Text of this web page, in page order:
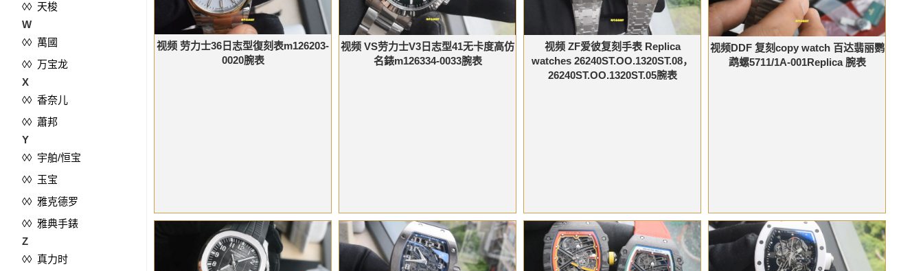
◊◊ 天梭
W
◊◊ 萬國
◊◊ 万宝龙
X
◊◊ 香奈儿
◊◊ 蕭邦
Y
◊◊ 宇舶/恒宝
◊◊ 玉宝
◊◊ 雅克德罗
◊◊ 雅典手錶
Z
◊◊ 真力时
视频 劳力士36日志型復刻表m126203-
0020腕表
视频 VS劳力士V3日志型41无卡度高仿
名錶m126334-0033腕表
视频 ZF爱彼复刻手表 Replica
watches 26240ST.OO.1320ST.08，
26240ST.OO.1320ST.05腕表
视频DDF 复刻copy watch 百达翡丽鹦
鹉螺5711/1A-001Replica 腕表